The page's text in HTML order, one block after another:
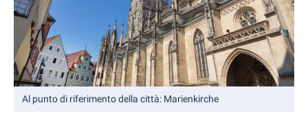
Al punto di riferimento della città: Marienkirche